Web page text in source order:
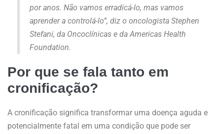
por anos. Não vamos erradicá-lo, mas vamos
aprender a controlá-lo”, diz o oncologista Stephen
Stefani, da Oncoclínicas e da Americas Health
Foundation.
Por que se fala tanto em
cronificação?
A cronificação significa transformar uma doença aguda e
potencialmente fatal em uma condição que pode ser